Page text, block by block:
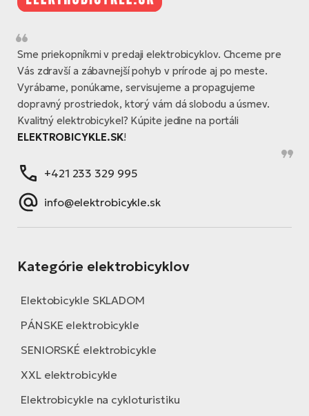
Sme priekopníkmi v predaji elektrobicyklov. Chceme pre
Vás zdravší a zábavnejší pohyb v prírode aj po meste.
Vyrábame, ponúkame, servisujeme a propagujeme
dopravný prostriedok, ktorý vám dá slobodu a úsmev.
Kvalitný elektrobicykel? Kúpite jedine na portáli
ELEKTROBICYKLE.SK!
+421 233 329 995
info@elektrobicykle.sk
Kategórie elektrobicyklov
Elektobicykle SKLADOM
PÁNSKE elektrobicykle
SENIORSKÉ elektrobicykle
XXL elektrobicykle
Elektrobicykle na cykloturistiku